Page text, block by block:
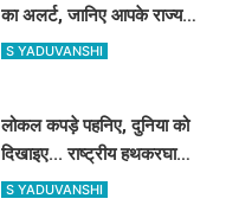
का अलर्ट, जानिए आपके राज्य में
कैसा रहेगा मौसम
S YADUVANSHI
लोकल कपड़े पहनिए, दुनिया को
दिखाइए... राष्ट्रीय हथकरघा
दिवस पर PM मोदी की खास
S YADUVANSHI